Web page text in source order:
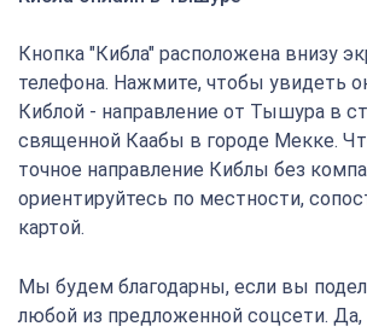
Кнопка "Кибла" расположена внизу
телефона. Нажмите, чтобы увидеть
Киблой - направление от Тышура в
священной Каабы в городе Мекке.
точное направление Киблы без
ориентируйтесь по местности,
картой.
Мы будем благодарны, если вы
любой из предложенной соцсети.